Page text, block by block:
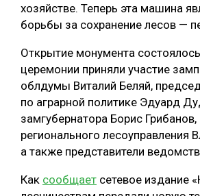
СОРТИРОВКА ДРЕВЕСИНЫ
МЕБЕЛЬНОЕ ПРОИЗВОДСТВО
хозяйстве. Теперь эта машина
борьбы за сохранение лесов —
Открытие монумента
церемонии приняли участие
облдумы Виталий Беляй,
по аграрной политике Эдуард
замгубернатора Борис Грибанов,
регионального лесоуправления
а также представители
Как сообщает сетевое издание